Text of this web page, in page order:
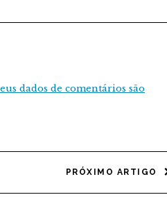
dados de comentários são
PRÓXIMO ARTIGO